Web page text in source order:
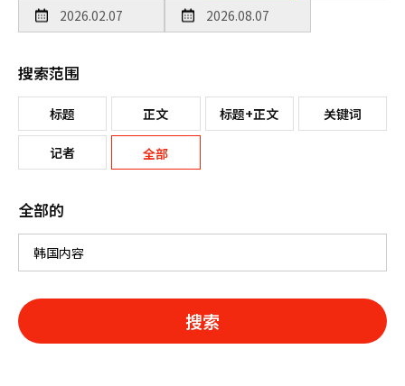
搜索范围
标题 正文 标题+正文 关键词
记者 全部
全部的
搜索